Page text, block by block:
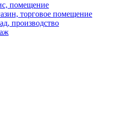
помещение
торговое помещение
производство